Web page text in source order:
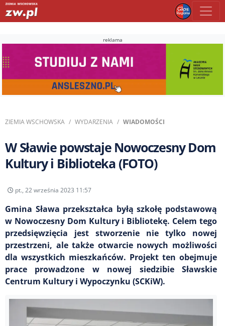
reklama
ZIEMIA WSCHOWSKA WYDARZENIA WIADOMOŚCI
W Sławie powstaje Nowoczesny Dom
Kultury i Biblioteka (FOTO)
pt., 22 września 2023 11:57
Gmina Sława przekształca byłą szkołę podstawową
w Nowoczesny Dom Kultury i Bibliotekę. Celem tego
przedsięwzięcia jest stworzenie nie tylko nowej
przestrzeni, ale także otwarcie nowych możliwości
dla wszystkich mieszkańców. Projekt ten obejmuje
prace prowadzone w nowej siedzibie Sławskie
Centrum Kultury i Wypoczynku (SCKiW).